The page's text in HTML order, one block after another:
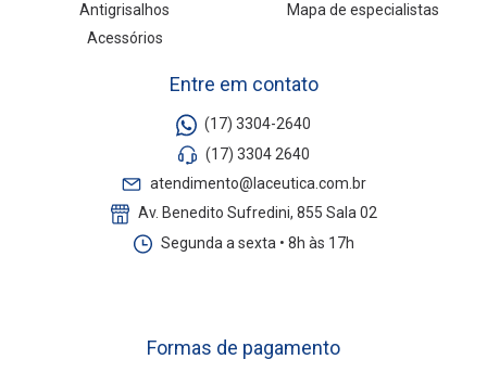
Antigrisalhos
Acessórios
Mapa de especialistas
Entre em contato
(17) 3304-2640
(17) 3304 2640
atendimento@laceutica.com.br
Av. Benedito Sufredini, 855 Sala 02
Segunda a sexta • 8h às 17h
Formas de pagamento